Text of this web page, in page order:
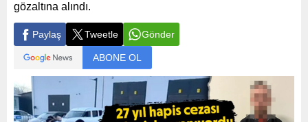
gözaltına alındı.
Paylaş Tweetle Gönder
ABONE OL